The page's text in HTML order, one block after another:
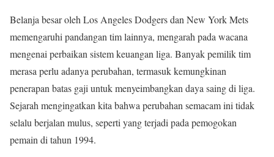
Belanja besar oleh Los Angeles Dodgers dan New York Mets
memengaruhi pandangan tim lainnya, mengarah pada wacana
mengenai perbaikan sistem keuangan liga. Banyak pemilik tim
merasa perlu adanya perubahan, termasuk kemungkinan
penerapan batas gaji untuk menyeimbangkan daya saing di liga.
Sejarah mengingatkan kita bahwa perubahan semacam ini tidak
selalu berjalan mulus, seperti yang terjadi pada pemogokan
pemain di tahun 1994.